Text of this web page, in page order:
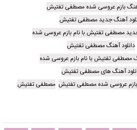
بازم عروسی شده مصطفی تفتیش
آهنگ جدید مصطفی تفتیش
مصطفی تفتیش با نام بازم عروسی شده
دانلود آهنگ مصطفی تفتیش
مصطفی تفتیش با نام بازم عروسی شده
آهنگ های مصطفی تفتیش
بازم عروسی شده مصطفی تفتیش مصطفی تفتیش